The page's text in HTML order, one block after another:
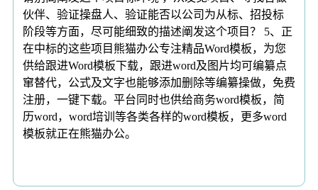
伙伴、验证操盘人、验证能否以公司为从标、招投标
阶段等方面，尽可能细致的描述阐发这个项目？ 5、正
在中标的这些项目熊猫办公专注精品Word模板，为您
供给跟进Word模板下载，跟进word及图片均可编纂点
窜替代，公式及文字也能够添加删除等编纂操做，免费
注册，一键下载。平台同时也供给商务word模板，简
历word，word培训等各类各样的word模板，更多word
模板就正在熊猫办公。